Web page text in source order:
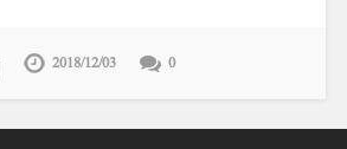
2018/12/03 0